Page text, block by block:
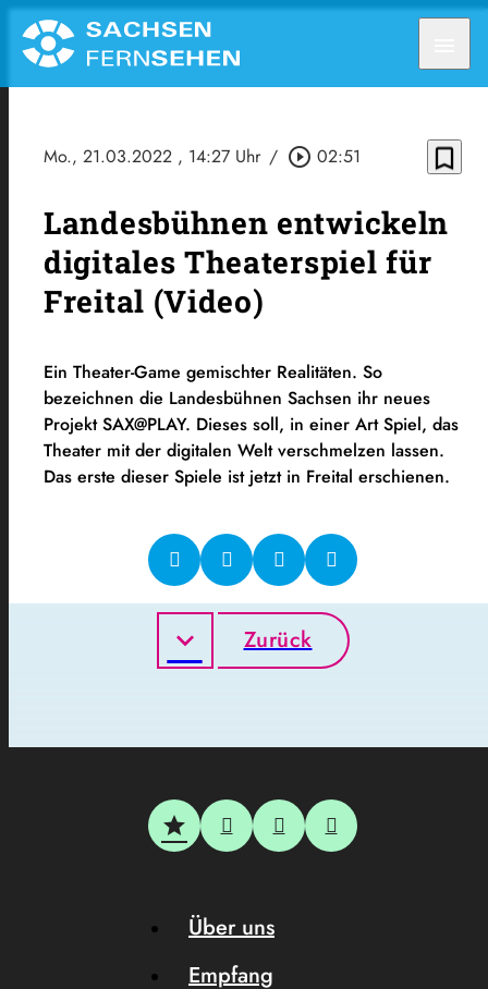
Mo., 21.03.2022 , 14:27 Uhr / play_circle_outline 02:51 bookmark_border
Landesbühnen entwickeln
digitales Theaterspiel für
Freital (Video)
Ein Theater-Game gemischter Realitäten. So
bezeichnen die Landesbühnen Sachsen ihr neues
Projekt SAX@PLAY. Dieses soll, in einer Art Spiel, das
Theater mit der digitalen Welt verschmelzen lassen.
Das erste dieser Spiele ist jetzt in Freital erschienen.
Zurück
Über uns
Empfang